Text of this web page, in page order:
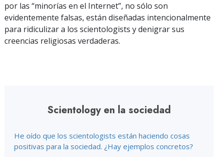
por las “minorías en el Internet”, no sólo son
evidentemente falsas, están diseñadas intencionalmente
para ridiculizar a los scientologists y denigrar sus
creencias religiosas verdaderas.
Scientology en la sociedad
He oído que los scientologists están haciendo cosas
positivas para la sociedad. ¿Hay ejemplos concretos?